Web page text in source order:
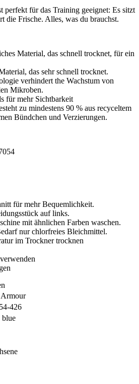
für das Training geeignet: Es sitzt
die Frische. Alles, was du brauchst.
Material, das schnell trocknet, für ein
das sehr schnell trocknet.
verhindert the Wachstum von
Mikroben.
für mehr Sichtbarkeit
zu mindestens 90 % aus recyceltem
Bündchen und Verzierungen.
für mehr Bequemlichkeit.
auf links.
mit ähnlichen Farben waschen.
nur chlorfreies Bleichmittel.
im Trockner trocknen
426
blue